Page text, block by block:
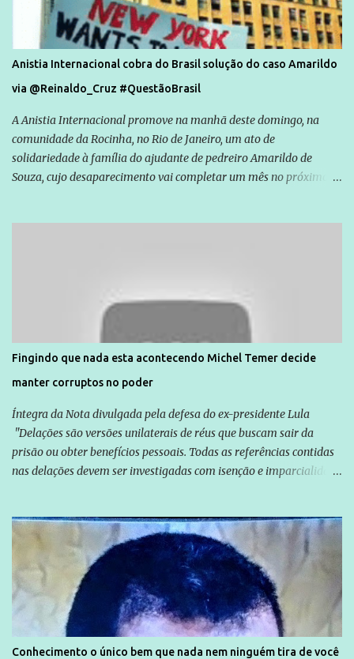
Anistia Internacional cobra do Brasil solução do caso Amarildo
via @Reinaldo_Cruz #QuestãoBrasil
A Anistia Internacional promove na manhã deste domingo, na
comunidade da Rocinha, no Rio de Janeiro, um ato de
solidariedade à família do ajudante de pedreiro Amarildo de
Souza, cujo desaparecimento vai completar um mês no próximo
são vítimas de violência, estão em situação de risco ou têm seus
direitos violados. Leia mais: Anistia Internacional cobra do Brasil
solução do caso Amarildo - Terra Brasil
Fingindo que nada esta acontecendo Michel Temer decide
manter corruptos no poder
Íntegra da Nota divulgada pela defesa do ex-presidente Lula
"Delações são versões unilaterais de réus que buscam sair da
prisão ou obter benefícios pessoais. Todas as referências contidas
nas delações devem ser investigadas com isenção e imparcialidade
Globo manteve com o Grupo Odebrecht, citada na delação de
Emílio Odebrecht. Lula sempre atuou para promover o Brasil no
exterior, e não para promover determinadas empresas ou
empresários" Assina a nota o advogado Cristiano Zanin Martins
Conhecimento o único bem que nada nem ninguém tira de você